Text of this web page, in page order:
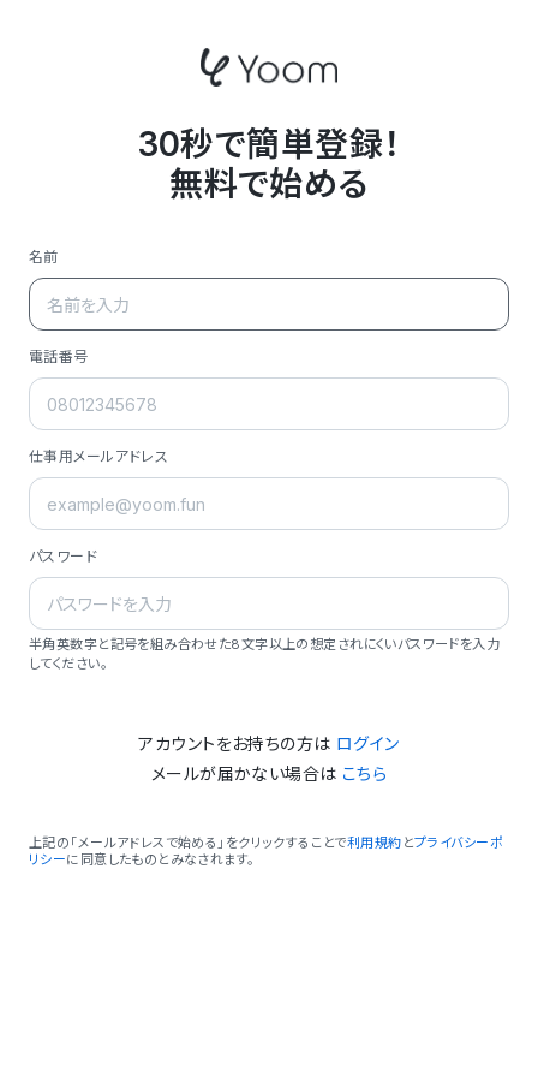
30秒で簡単登録！
無料で始める
名前
電話番号
仕事用メールアドレス
パスワード
半角英数字と記号を組み合わせた8文字以上の想定されにくいパスワードを入力
してください。
アカウントをお持ちの方は ログイン
メールが届かない場合は こちら
上記の「メールアドレスで始める」をクリックすることで利用規約 とプライバシーポ
リシーに同意したものとみなされます。